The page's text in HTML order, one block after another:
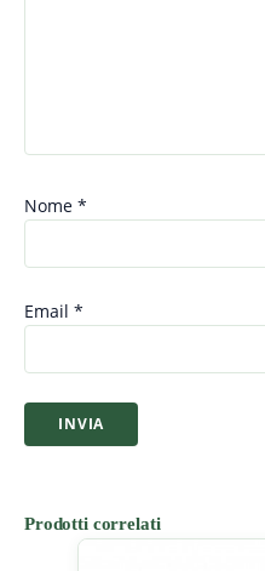
Nome *
Email *
Prodotti correlati